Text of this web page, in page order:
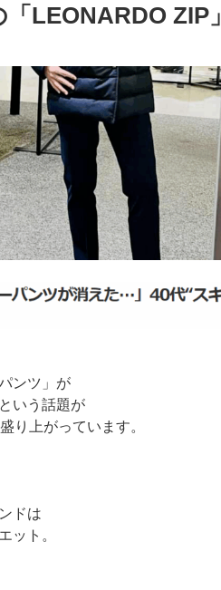
LEONARDO ZIP」
ンツ」が
いう話題が
り上がっています。
ドは
ット。